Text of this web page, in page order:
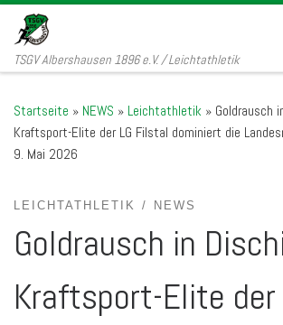
Zum Inhalt springen
TSGV Albershausen 1896 e.V. / Leichtathletik
Startseite » NEWS » Leichtathletik » Goldrausch
Kraftsport-Elite der LG Filstal dominiert die
9. Mai 2026
LEICHTATHLETIK NEWS
Goldrausch in
Kraftsport-Elite der